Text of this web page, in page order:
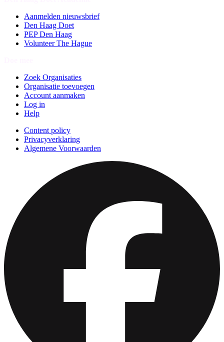
Aanmelden nieuwsbrief
Den Haag Doet
PEP Den Haag
Volunteer The Hague
Zoek Organisaties
Organisatie toevoegen
Account aanmaken
Log in
Help
Content policy
Privacyverklaring
Algemene Voorwaarden